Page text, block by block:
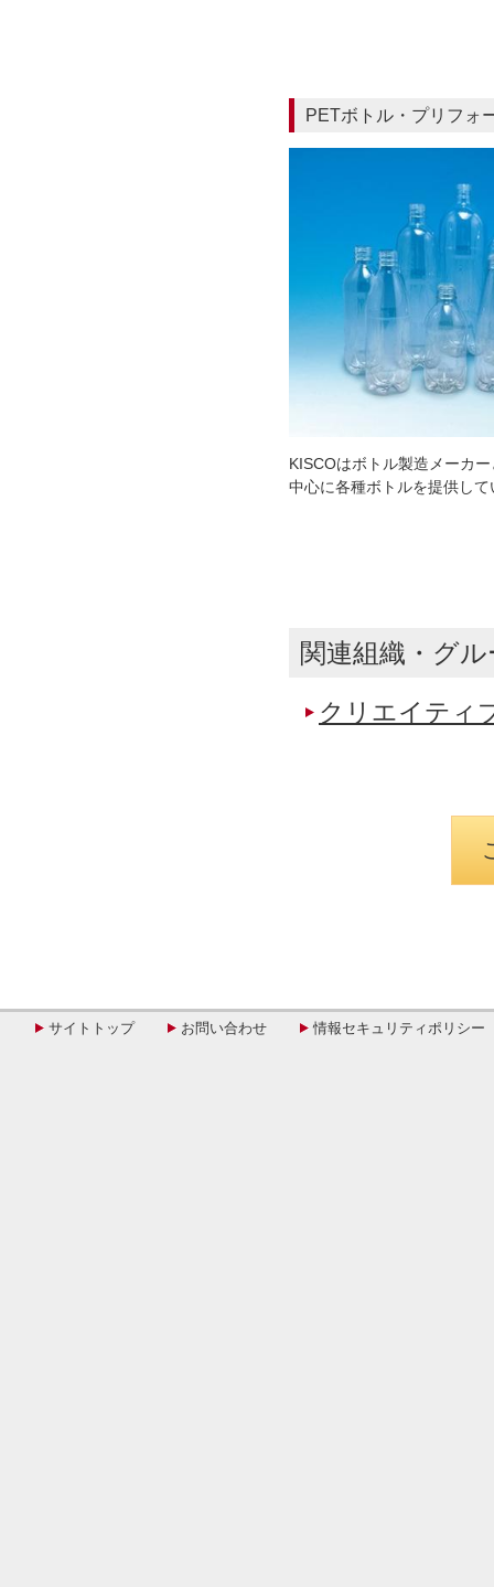
PETボトル・プリフォ
KISCOはボトル製造メーカ
中心に各種ボトルを提供して
関連組織・グ
クリエイティ
サイトトップ お問い合わせ 情報セキュリティポリシー